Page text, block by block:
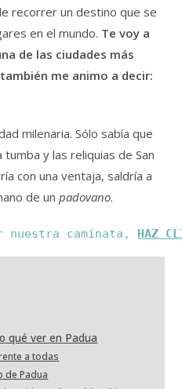
recorrer un destino que se
en el mundo. Te voy a
de las ciudades más
me animo a decir:
milenaria. Sólo sabía que
y las reliquias de San
con una ventaja, saldría a
de unpadovano.
nuestra caminata, HAZ
qué ver en Padua
a todas
de Padua